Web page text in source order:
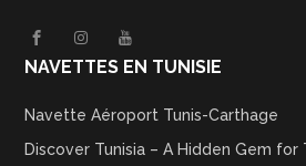
NAVETTES EN TUNISIE
Navette Aéroport Tunis-Carthage
Discover Tunisia – A Hidden Gem